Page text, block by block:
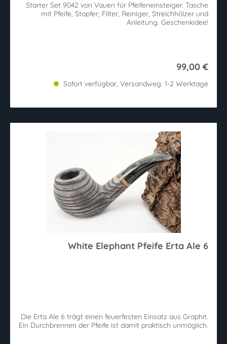
Starter Set 9042 von Vauen für Pfeifeneinsteiger. Tasche
mit Pfeife, Stopfer, Filter, Reiniger, Streichhölzer und
Anleitung. Geschenkidee!
99,00 €
Sofort verfügbar, Versandweg: 1-2 Werktage
White Elephant Pfeife Erta Ale 6
Die Erta Ale 6 trägt einen feuerfesten Einsatz aus Graphit.
Ein Durchbrennen der Pfeife ist damit praktisch unmöglich.